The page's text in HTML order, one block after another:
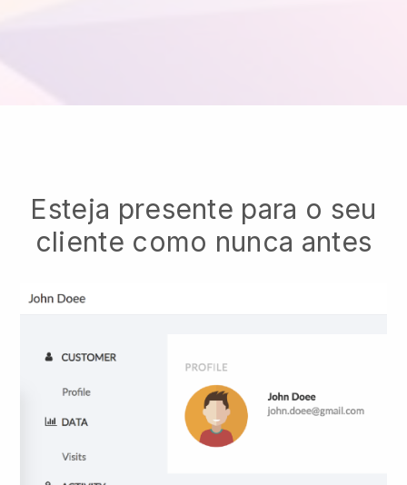
Esteja presente para o seu
cliente como nunca antes